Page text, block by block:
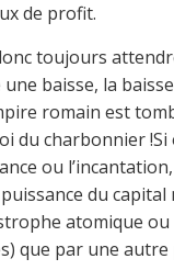
de profit.
toujours
baisse, la
romain est
du charbonnier
ou
du
atomique ou
que par une autre